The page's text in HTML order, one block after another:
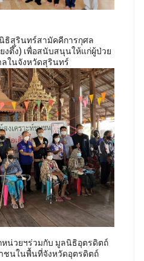
ธิสุรินทร์สามัคคีการกุศล
งตึ๊ง) เพื่อสนับสนุนให้แก่ผู้ป่วย
ในจังหวัดสุรินทร์
น่วยฯร่วมกับ มูลนิธิอุตรดิตถ์
ชนในพื้นที่จังหวัดอุตรดิตถ์